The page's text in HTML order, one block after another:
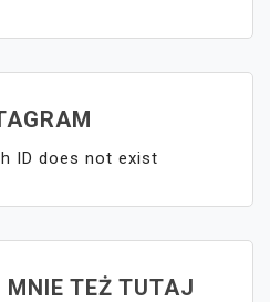
ID does not exist
TEŻ TUTAJ